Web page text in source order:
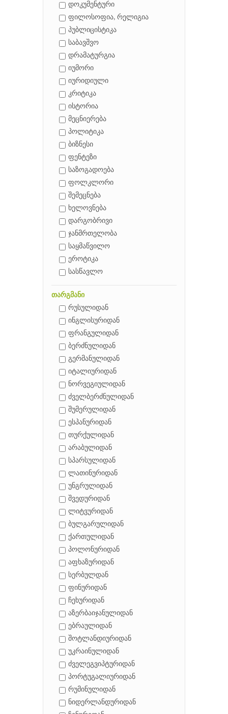
დოკუმენტური
ფილოსოფია, რელიგია
პუბლიცისტიკა
საბავშვო
დრამატურგია
იუმორი
იურიდიული
კრიტიკა
ისტორია
მეცნიერება
პოლიტიკა
ბიზნესი
ფენტეზი
საზოგადოება
ფოლკლორი
შემეცნება
ხელოვნება
დარგობრივი
ჯანმრთელობა
საყმაწვილო
ეროტიკა
სასწავლო
თარგმანი
რუსულიდან
ინგლისურიდან
ფრანგულიდან
ბერძნულიდან
გერმანულიდან
იტალიურიდან
ნორვეგიულიდან
ძველბერძნულიდან
შუმერულიდან
ესპანურიდან
თურქულიდან
არაბულიდან
სპარსულიდან
ლათინურიდან
უნგრულიდან
შვედურიდან
ლიტვურიდან
ბულგარულიდან
ქართულიდან
პოლონურიდან
აფხაზურიდან
სერბულდან
ფინურიდან
ჩეხურიდან
აზერბაიჯანულიდან
ებრაულიდან
შოტლანდიურიდან
უკრაინულიდან
ძველეგვიპტურიდან
პორტუგალიურიდან
რუმინულიდან
ნიდერლანდურიდან